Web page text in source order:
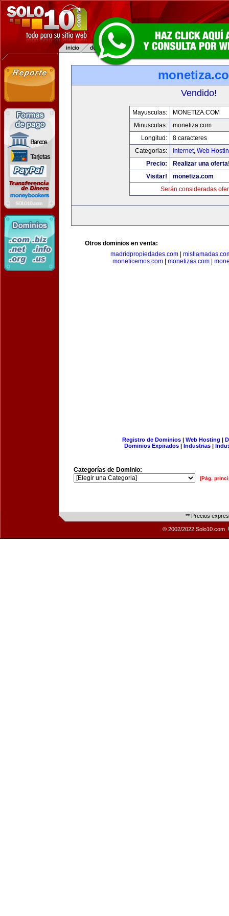
Vendido!
Mayusculas:
MONETIZA.COM
Minusculas:
monetiza.com
Longitud:
8 caracteres
Categorias:
Internet, Web
Precio:
Realizar una
Visitar!
monetiza.com
Serán consideradas
Otros dominios en venta:
madridpropiedades.com|
moneticemos.com| monetizas.com|
Registro de Dominios| Web Hosting |
Dominios Expirados | Industrias |
Categorías de Dominio:
[Pág.
** Precios
© 2002/2022 Solo10.com